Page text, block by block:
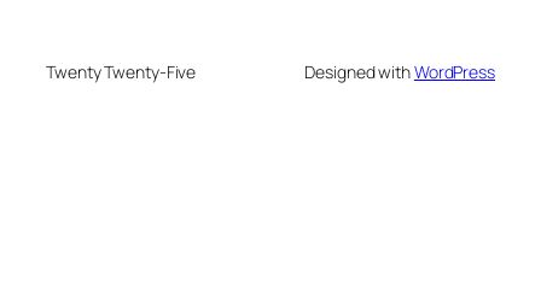
Twenty Twenty-Five Designed withWordPress